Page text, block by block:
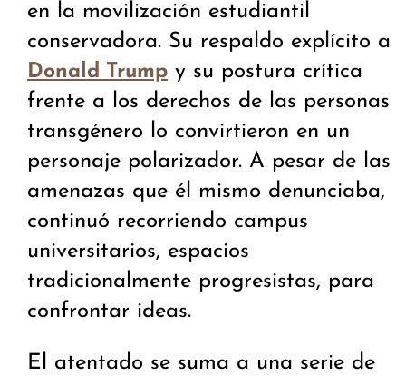
en la movilización estudiantil
conservadora. Su respaldo explícito a
Donald Trump y su postura crítica
frente a los derechos de las personas
transgénero lo convirtieron en un
personaje polarizador. A pesar de las
amenazas que él mismo denunciaba,
continuó recorriendo campus
universitarios, espacios
tradicionalmente progresistas, para
confrontar ideas.
El atentado se suma a una serie de